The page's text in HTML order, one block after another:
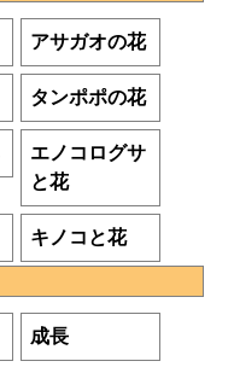
アサガオの花
タンポポの花
エノコログサ
と花
キノコと花
成長